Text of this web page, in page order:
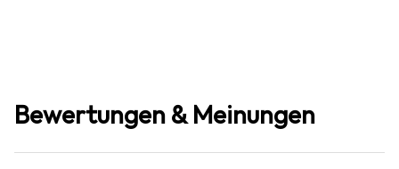
Bewertungen & Meinungen